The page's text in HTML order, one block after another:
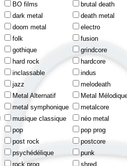
BO films
brutal death
dark metal
death metal
doom metal
electro
folk
fusion
gothique
grindcore
hard rock
hardcore
inclassable
indus
jazz
melodeath
Metal Alternatif
Metal
metal symphonique
metalcore
musique classique
néo metal
pop
pop prog
post rock
postcore
psychédélique
punk
rock prog
shred